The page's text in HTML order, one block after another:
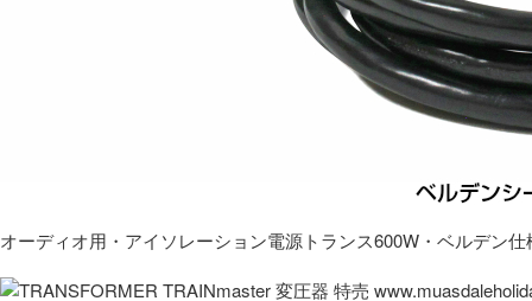
オーディオ用・アイソレーション電源トランス600W・ベルデン仕